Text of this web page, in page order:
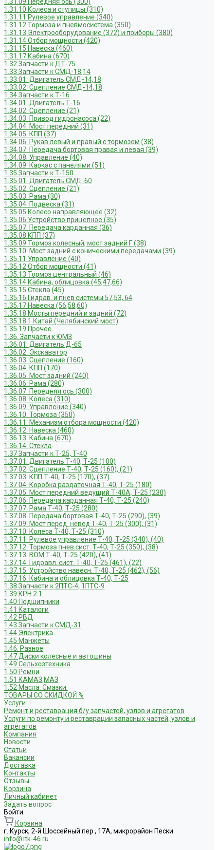
1.31.10 Колеса и ступицы (310)
1.31.11 Рулевое управление (340)
1.31.12 Тормоза и пневмосистема (350)
1.31.13 Электрооборудование (372) и приборы (380)
1.31.14 Отбор мощности (420)
1.31.15 Навеска (460)
1.31.17 Кабина (670)
1.32 Запчасти к ДТ-75
1.33 Запчасти к СМД-18,14
1.33.01. Двигатель СМД-14,18
1.33.02. Сцепление СМД-14,18
1.34 Запчасти к Т-16
1.34.01. Двигатель Т-16
1.34.02. Сцепление (21)
1.34.03. Привод гидронасоса (22)
1.34.04. Мост передний (31)
1.34.05. КПП (37)
1.34.06. Рукав левый и правый с тормозом (38)
1.34.07. Передача бортовая правая и левая (39)
1.34.08. Управление (40)
1.34.09. Каркас с панелями (51)
1.35 Запчасти к Т-150
1.35.01. Двигатель СМД-60
1.35.02. Сцепление (21)
1.35.03. Рама (30)
1.35.04. Подвеска (31)
1.35.05 Колесо направляющее (32)
1.35.06 Устройство прицепное (35)
1.35.07. Передача карданная (36)
1.35.08 КПП (37)
1.35.09 Тормоз колесный, мост задний Г (38)
1.35.10. Мост задний с коническими передачами (39)
1.35.11 Управление (40)
1.35.12 Отбор мощности (41)
1.35.13 Тормоз центральный (46)
1.35.14 Кабина, облицовка (45,47,66)
1.35.15 Стекла (45)
1.35.16 Гидрав. и пнев.системы 57,53, 64
1.35.17 Навеска (56,58,60)
1.35.18 Мосты передний и задний (72)
1.35.18.1 Китай (Челябинский мост)
1.35.19 Прочее
1.36. Запчасти к ЮМЗ
1.36.01. Двигатель Д-65
1.36.02. Экскаватор
1.36.03. Сцепление (160)
1.36.04. КПП (170)
1.36.05. Мост задний (240)
1.36.06. Рама (280)
1.36.07. Передняя ось (300)
1.36.08. Колеса (310)
1.36.09. Управление (340)
1.36.10. Тормоза (350)
1.36.11. Механизм отбора мощности (420)
1.36.12. Навеска (460)
1.36.13. Кабина (670)
1.36.14. Стекла
1.37 Запчасти к Т-25, Т-40
1.37.01. Двигатель Т-40, Т-25 (100)
1.37.02. Сцепление Т-40, Т-25 (160), (21)
1.37.03. КПП Т-40, Т-25 (170), (37)
1.37.04. Коробка раздаточная Т-40, Т-25 (180)
1.37.05. Мост передний ведущий Т-40А, Т-25 (230)
1.37.06. Передача карданная Т-40, Т-25 (240)
1.37.07. Рама Т-40, Т-25 (280)
1.37.08. Передача бортовая Т-40, Т-25 (290), (39)
1.37.09. Мост перед. невед Т-40, Т-25 (300), (31)
1.37.10. Колеса Т-40, Т-25 (310)
1.37.11. Рулевое управление Т-40, Т-25 (340), (40)
1.37.12. Тормоза пнев.сист. Т-40, Т-25 (350), (38)
1.37.13. ВОМ Т-40, Т-25 (420), (41)
1.37.14. Гидравл. сист. Т-40, Т-25 (461), (22)
1.37.15. Устройство навесн. Т-40, Т-25 (462), (56)
1.37.16. Кабина и облицовка Т-40, Т-25
1.38 Запчасти к 2ПТС-4, 1ПТС-9
1.39 КРН 2.1
1.40 Подшипники
1.41 Каталоги
1.42 РВД
1.43 Запчасти к СМД-31
1.44 Электрика
1.45 Манжеты
1.46. Разное
1.47 Диски колесные и автошины
1.49 Сельхозтехника
1.50 Ремни
1.51 КАМАЗ,МАЗ
1.52 Масла. Смазки.
ТОВАРЫ СО СКИДКОЙ %
Услуги
Ремонт и реставрация б/у запчастей, узлов и агрегатов
Услуги по ремонту и реставрации запасных частей, узлов и
агрегатов
Компания
Новости
Статьи
Вакансии
Доставка
Контакты
Отзывы
Корзина
Личный кабинет
Задать вопрос
Войти
Корзина
г. Курск, 2-й Шоссейный пер., 17А, микрорайон Пески
info@rtk-46.ru